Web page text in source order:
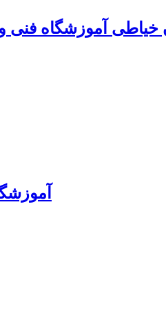
خیاطی آموزشگاه فنی